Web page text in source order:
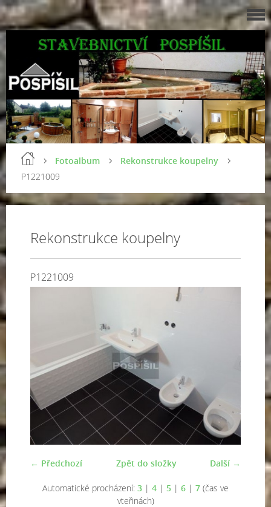
Fotoalbum
Rekonstrukce koupelny
P1221009
Rekonstrukce koupelny
P1221009
← Předchozí Další →
Zpět do složky
Automatické procházení: 3 | 4 | 5 | 6 | 7 (čas ve
vteřinách)